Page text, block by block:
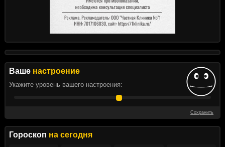
Ваше настроение
Укажите уровень вашего настроения:
Сохранить
Гороскоп на сегодня